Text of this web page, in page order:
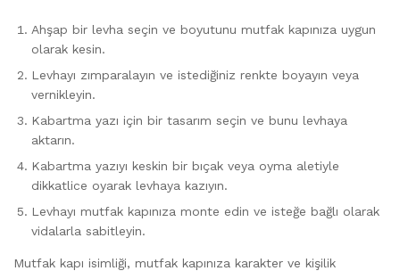
Ahşap bir levha seçin ve boyutunu mutfak kapınıza uygun
olarak kesin.
Levhayı zımparalayın ve istediğiniz renkte boyayın veya
vernikleyin.
Kabartma yazı için bir tasarım seçin ve bunu levhaya
aktarın.
Kabartma yazıyı keskin bir bıçak veya oyma aletiyle
dikkatlice oyarak levhaya kazıyın.
Levhayı mutfak kapınıza monte edin ve isteğe bağlı olarak
vidalarla sabitleyin.
Mutfak kapı isimliği, mutfak kapınıza karakter ve kişilik